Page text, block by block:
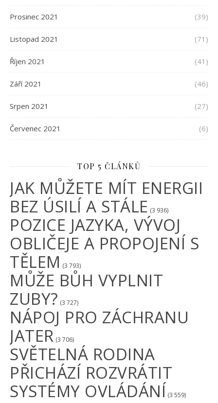
Prosinec 2021 (39)
Listopad 2021 (71)
Říjen 2021 (41)
Září 2021 (46)
Srpen 2021 (27)
Červenec 2021 (6)
TOP 5 ČLÁNKŮ
JAK MŮŽETE MÍT ENERGII
BEZ ÚSILÍ A STÁLE (3 936)
POZICE JAZYKA, VÝVOJ
OBLIČEJE A PROPOJENÍ S
TĚLEM (3 793)
MŮŽE BŮH VYPLNIT
ZUBY? (3 727)
NÁPOJ PRO ZÁCHRANU
JATER (3 706)
SVĚTELNÁ RODINA
PŘICHÁZÍ ROZVRÁTIT
SYSTÉMY OVLÁDÁNÍ (3 559)